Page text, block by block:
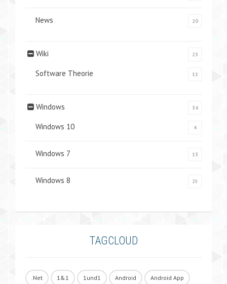
News 20
Wiki 23
Software Theorie 11
Windows 34
Windows 10 4
Windows 7 13
Windows 8 25
TAGCLOUD
.Net 1&1 1und1 Android Android App